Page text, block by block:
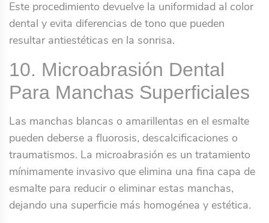
Este procedimiento devuelve la uniformidad al color
dental y evita diferencias de tono que pueden
resultar antiestéticas en la sonrisa.
10. Microabrasión Dental
Para Manchas Superficiales
Las manchas blancas o amarillentas en el esmalte
pueden deberse a fluorosis, descalcificaciones o
traumatismos. La microabrasión es un tratamiento
mínimamente invasivo que elimina una fina capa de
esmalte para reducir o eliminar estas manchas,
dejando una superficie más homogénea y estética.